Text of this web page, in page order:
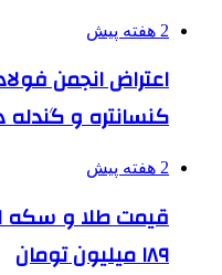
2 هفته پیش
اعتراض انجمن
کنسانتره و گندله
2 هفته پیش
قیمت طلا و سکه
۱۸۹ میلیون تومان